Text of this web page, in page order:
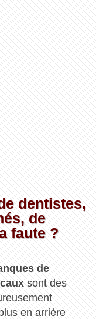
dentistes,
de
faute ?
de
sont des
en arrière